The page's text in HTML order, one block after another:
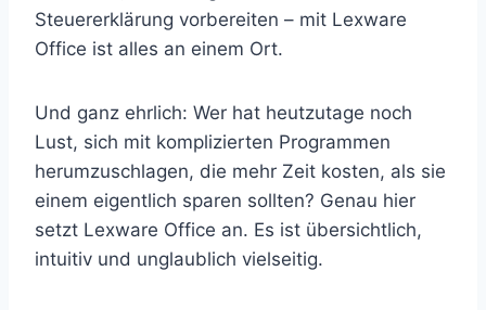
Steuererklärung vorbereiten – mit Lexware
Office ist alles an einem Ort.
Und ganz ehrlich: Wer hat heutzutage noch
Lust, sich mit komplizierten Programmen
herumzuschlagen, die mehr Zeit kosten, als sie
einem eigentlich sparen sollten? Genau hier
setzt Lexware Office an. Es ist übersichtlich,
intuitiv und unglaublich vielseitig.